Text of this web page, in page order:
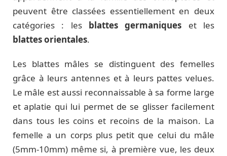
peuvent être classées essentiellement en deux
catégories : les blattes germaniques et les
blattes orientales.
Les blattes mâles se distinguent des femelles
grâce à leurs antennes et à leurs pattes velues.
Le mâle est aussi reconnaissable à sa forme large
et aplatie qui lui permet de se glisser facilement
dans tous les coins et recoins de la maison. La
femelle a un corps plus petit que celui du mâle
(5mm-10mm) même si, à première vue, les deux